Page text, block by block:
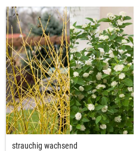
strauchig wachsend